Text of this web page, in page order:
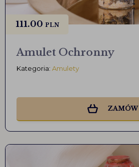
Amulet Ochronny
Kategoria: Amulety
111.00 PLN
ZAMÓW